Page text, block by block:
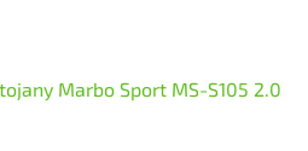
Marbo Sport MS-S105 2.0